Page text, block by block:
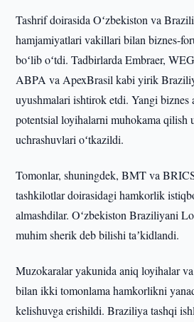
Tashrif doirasida Oʻzbekiston va
hamjamiyatlari vakillari bilan biznes-
boʻlib oʻtdi. Tadbirlarda Embraer,
ABPA va ApexBrasil kabi yirik
uyushmalari ishtirok etdi. Yangi biznes
potentsial loyihalarni muhokama
uchrashuvlari oʻtkazildi.
Tomonlar, shuningdek, BMT va
tashkilotlar doirasidagi hamkorlik
almashdilar. Oʻzbekiston Braziliyani
muhim sherik deb bilishi taʼkidlandi.
Muzokaralar yakunida aniq loyihalar
bilan ikki tomonlama hamkorlikni
kelishuvga erishildi. Braziliya tashqi